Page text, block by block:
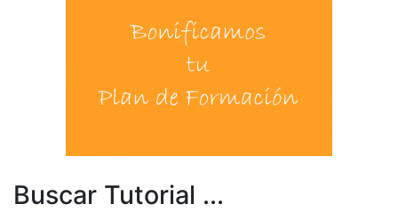
Buscar Tutorial ...